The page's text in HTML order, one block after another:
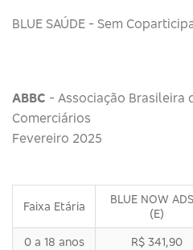
BLUE SAÚDE - Sem
ABBC - Associação Brasileira
Comerciários
Fevereiro 2025
Faixa Etária
BLUE NOW
(E)
0 a 18 anos R$ 341,90